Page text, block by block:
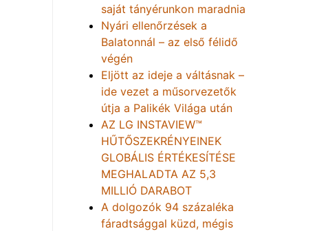
saját tányérunkon maradnia
Nyári ellenőrzések a
Balatonnál – az első félidő
végén
Eljött az ideje a váltásnak –
ide vezet a műsorvezetők
útja a Palikék Világa után
AZ LG INSTAVIEW™
HŰTŐSZEKRÉNYEINEK
GLOBÁLIS ÉRTÉKESÍTÉSE
MEGHALADTA AZ 5,3
MILLIÓ DARABOT
A dolgozók 94 százaléka
fáradtsággal küzd, mégis